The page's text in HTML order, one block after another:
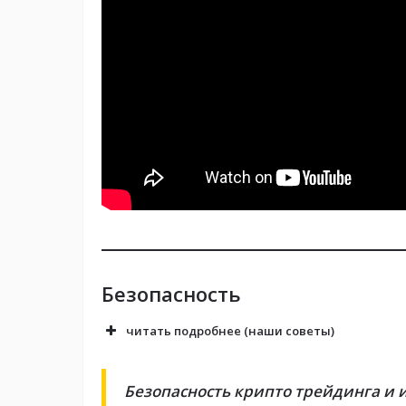
Безопасность
читать подробнее (наши советы)
Безопасность крипто трейдинга и